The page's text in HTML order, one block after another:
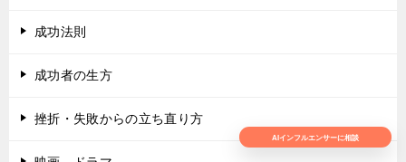
成功法則
成功者の生方
挫折・失敗からの立ち直り方
AIインフルエンサーに相談